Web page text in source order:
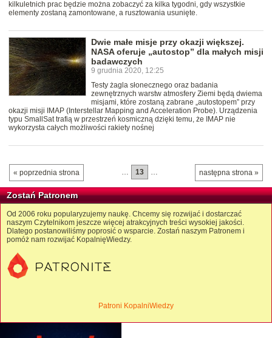
kilkuletnich prac będzie można zobaczyć za kilka tygodni, gdy wszystkie
elementy zostaną zamontowane, a rusztowania usunięte.
Dwie małe misje przy okazji większej.
NASA oferuje „autostop” dla małych misji
badawczych
9 grudnia 2020, 12:25
Testy żagla słonecznego oraz badania
zewnętrznych warstw atmosfery Ziemi będą dwiema
misjami, które zostaną zabrane „autostopem” przy
okazji misji IMAP (Interstellar Mapping and Acceleration Probe). Urządzenia
typu SmallSat trafią w przestrzeń kosmiczną dzięki temu, że IMAP nie
wykorzysta całych możliwości rakiety nośnej
« poprzednia strona następna strona »
… 13 …
Zostań Patronem
Od 2006 roku popularyzujemy naukę. Chcemy się rozwijać i dostarczać
naszym Czytelnikom jeszcze więcej atrakcyjnych treści wysokiej jakości.
Dlatego postanowiliśmy poprosić o wsparcie. Zostań naszym Patronem i
pomóż nam rozwijać KopalnięWiedzy.
Patroni KopalniWiedzy